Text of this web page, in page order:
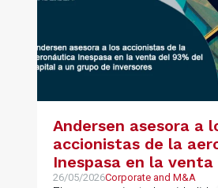
Andersen asesora a
accionistas de la
Inespasa en la venta
del capital a un grupo
26/05/2026Corporate and M&A